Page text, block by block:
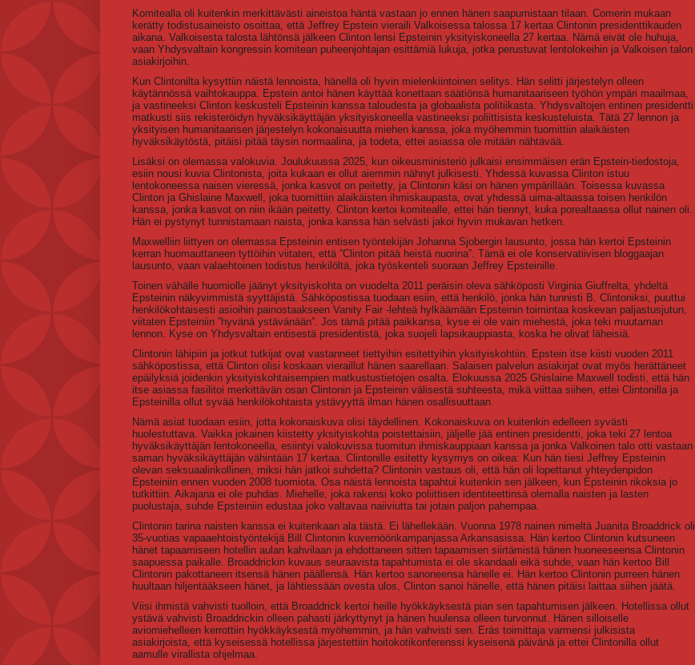
Komitealla oli kuitenkin merkittävästi aineistoa häntä vastaan jo ennen hänen saapumistaan tilaan. Comerin mukaan
kerätty todistusaineisto osoittaa, että Jeffrey Epstein vieraili Valkoisessa talossa 17 kertaa Clintonin presidenttikauden
aikana. Valkoisesta talosta lähtönsä jälkeen Clinton lensi Epsteinin yksityiskoneella 27 kertaa. Nämä eivät ole huhuja,
vaan Yhdysvaltain kongressin komitean puheenjohtajan esittämiä lukuja, jotka perustuvat lentolokeihin ja Valkoisen talon
asiakirjoihin.
Kun Clintonilta kysyttiin näistä lennoista, hänellä oli hyvin mielenkiintoinen selitys. Hän selitti järjestelyn olleen
käytännössä vaihtokauppa. Epstein antoi hänen käyttää konettaan säätiönsä humanitaariseen työhön ympäri maailmaa,
ja vastineeksi Clinton keskusteli Epsteinin kanssa taloudesta ja globaalista politiikasta. Yhdysvaltojen entinen presidentti
matkusti siis rekisteröidyn hyväksikäyttäjän yksityiskoneella vastineeksi poliittisista keskusteluista. Tätä 27 lennon ja
yksityisen humanitaarisen järjestelyn kokonaisuutta miehen kanssa, joka myöhemmin tuomittiin alaikäisten
hyväksikäytöstä, pitäisi pitää täysin normaalina, ja todeta, ettei asiassa ole mitään nähtävää.
Lisäksi on olemassa valokuvia. Joulukuussa 2025, kun oikeusministeriö julkaisi ensimmäisen erän Epstein-tiedostoja,
esiin nousi kuvia Clintonista, joita kukaan ei ollut aiemmin nähnyt julkisesti. Yhdessä kuvassa Clinton istuu
lentokoneessa naisen vieressä, jonka kasvot on peitetty, ja Clintonin käsi on hänen ympärillään. Toisessa kuvassa
Clinton ja Ghislaine Maxwell, joka tuomittiin alaikäisten ihmiskaupasta, ovat yhdessä uima-altaassa toisen henkilön
kanssa, jonka kasvot on niin ikään peitetty. Clinton kertoi komitealle, ettei hän tiennyt, kuka porealtaassa ollut nainen oli.
Hän ei pystynyt tunnistamaan naista, jonka kanssa hän selvästi jakoi hyvin mukavan hetken.
Maxwelliin liittyen on olemassa Epsteinin entisen työntekijän Johanna Sjobergin lausunto, jossa hän kertoi Epsteinin
kerran huomauttaneen tyttöihin viitaten, että ”Clinton pitää heistä nuorina”. Tämä ei ole konservatiivisen bloggaajan
lausunto, vaan valaehtoinen todistus henkilöltä, joka työskenteli suoraan Jeffrey Epsteinille.
Toinen vähälle huomiolle jäänyt yksityiskohta on vuodelta 2011 peräisin oleva sähköposti Virginia Giuffrelta, yhdeltä
Epsteinin näkyvimmistä syyttäjistä. Sähköpostissa tuodaan esiin, että henkilö, jonka hän tunnisti B. Clintoniksi, puuttui
henkilökohtaisesti asioihin painostaakseen Vanity Fair -lehteä hylkäämään Epsteinin toimintaa koskevan paljastusjutun,
viitaten Epsteiniin ”hyvänä ystävänään”. Jos tämä pitää paikkansa, kyse ei ole vain miehestä, joka teki muutaman
lennon. Kyse on Yhdysvaltain entisestä presidentistä, joka suojeli lapsikauppiasta, koska he olivat läheisiä.
Clintonin lähipiiri ja jotkut tutkijat ovat vastanneet tiettyihin esitettyihin yksityiskohtiin. Epstein itse kiisti vuoden 2011
sähköpostissa, että Clinton olisi koskaan vieraillut hänen saarellaan. Salaisen palvelun asiakirjat ovat myös herättäneet
epäilyksiä joidenkin yksityiskohtaisempien matkustustietojen osalta. Elokuussa 2025 Ghislaine Maxwell todisti, että hän
itse asiassa fasilitoi merkittävän osan Clintonin ja Epsteinin välisestä suhteesta, mikä viittaa siihen, ettei Clintonilla ja
Epsteinilla ollut syvää henkilökohtaista ystävyyttä ilman hänen osallisuuttaan.
Nämä asiat tuodaan esiin, jotta kokonaiskuva olisi täydellinen. Kokonaiskuva on kuitenkin edelleen syvästi
huolestuttava. Vaikka jokainen kiistetty yksityiskohta poistettaisiin, jäljelle jää entinen presidentti, joka teki 27 lentoa
hyväksikäyttäjän lentokoneella, esiintyi valokuvissa tuomitun ihmiskauppiaan kanssa ja jonka Valkoinen talo otti vastaan
saman hyväksikäyttäjän vähintään 17 kertaa. Clintonille esitetty kysymys on oikea: Kun hän tiesi Jeffrey Epsteinin
olevan seksuaalirikollinen, miksi hän jatkoi suhdetta? Clintonin vastaus oli, että hän oli lopettanut yhteydenpidon
Epsteiniin ennen vuoden 2008 tuomiota. Osa näistä lennoista tapahtui kuitenkin sen jälkeen, kun Epsteinin rikoksia jo
tutkittiin. Aikajana ei ole puhdas. Miehelle, joka rakensi koko poliittisen identiteettinsä olemalla naisten ja lasten
puolustaja, suhde Epsteiniin edustaa joko valtavaa naiiviutta tai jotain paljon pahempaa.
Clintonin tarina naisten kanssa ei kuitenkaan ala tästä. Ei lähellekään. Vuonna 1978 nainen nimeltä Juanita Broaddrick oli
35-vuotias vapaaehtoistyöntekijä Bill Clintonin kuvernöörikampanjassa Arkansasissa. Hän kertoo Clintonin kutsuneen
hänet tapaamiseen hotellin aulan kahvilaan ja ehdottaneen sitten tapaamisen siirtämistä hänen huoneeseensa Clintonin
saapuessa paikalle. Broaddrickin kuvaus seuraavista tapahtumista ei ole skandaali eikä suhde, vaan hän kertoo Bill
Clintonin pakottaneen itsensä hänen päällensä. Hän kertoo sanoneensa hänelle ei. Hän kertoo Clintonin purreen hänen
huultaan hiljentääkseen hänet, ja lähtiessään ovesta ulos, Clinton sanoi hänelle, että hänen pitäisi laittaa siihen jäätä.
Viisi ihmistä vahvisti tuolloin, että Broaddrick kertoi heille hyökkäyksestä pian sen tapahtumisen jälkeen. Hotellissa ollut
ystävä vahvisti Broaddrickin olleen pahasti järkyttynyt ja hänen huulensa olleen turvonnut. Hänen silloiselle
aviomiehelleen kerrottiin hyökkäyksestä myöhemmin, ja hän vahvisti sen. Eräs toimittaja varmensi julkisista
asiakirjoista, että kyseisessä hotellissa järjestettiin hoitokotikonferenssi kyseisenä päivänä ja ettei Clintonilla ollut
aamulle virallista ohjelmaa.